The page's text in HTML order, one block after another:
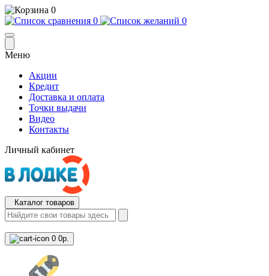
0
0
0
Меню
Акции
Кредит
Доставка и оплата
Точки выдачи
Видео
Контакты
Личный кабинет
Каталог товаров
0 0р.